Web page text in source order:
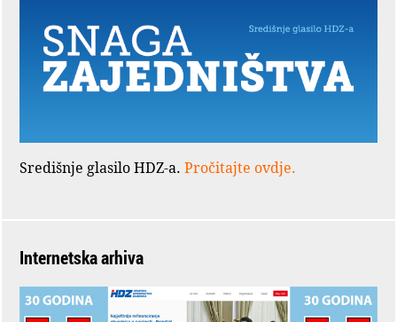
Središnje glasilo HDZ-a. Pročitajte ovdje.
Internetska arhiva